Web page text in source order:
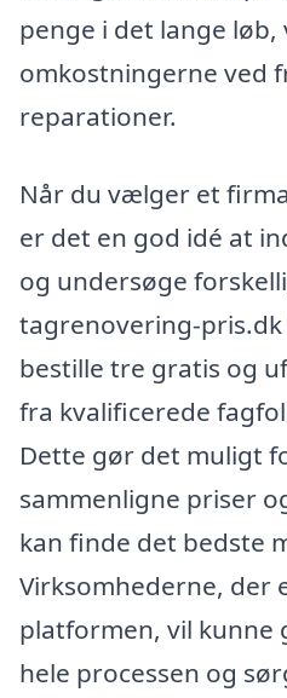
penge i det lange
omkostningerne ved
reparationer.
Når du vælger et
er det en god idé at
og undersøge
tagrenovering-
bestille tre gratis og
fra kvalificerede
Dette gør det muligt
sammenligne priser
kan finde det bedste
Virksomhederne, der
platformen, vil kunne
hele processen og